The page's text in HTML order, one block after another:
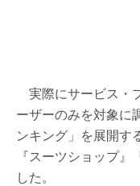
実際にサービス・
ーザーのみを対象に
ンキング」を展開す
『スーツショップ
した。